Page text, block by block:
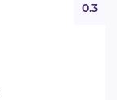
0.3